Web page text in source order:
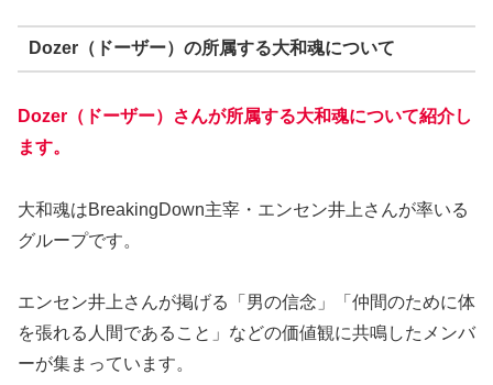
Dozer（ドーザー）の所属する大和魂について
Dozer（ドーザー）さんが所属する大和魂について紹介し
ます。
大和魂はBreakingDown主宰・エンセン井上さんが率いる
グループです。
エンセン井上さんが掲げる「男の信念」「仲間のために体
を張れる人間であること」などの価値観に共鳴したメンバ
ーが集まっています。